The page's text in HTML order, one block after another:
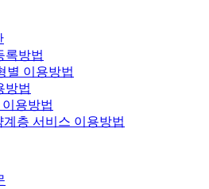
록방법
별 이용방법
방법
용방법
계층 서비스 이용방법